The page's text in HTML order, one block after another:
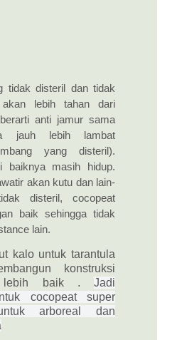
tidak disteril dan tidak
akan lebih tahan dari
anti jamur sama
jauh lebih lambat
yang disteril).
baiknya masih hidup.
akan kutu dan lain-
disteril, cocopeat
baik sehingga tidak
lain.
kalo untuk tarantula
konstruksi
lebih baik . Jadi
cocopeat super
arboreal dan